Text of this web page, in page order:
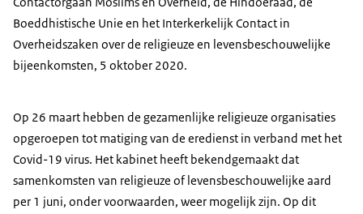
Boeddhistische Unie en het Interkerkelijk Contact in
Overheidszaken over de religieuze en levensbeschouwelijke
bijeenkomsten, 5 oktober 2020.
Op 26 maart hebben de gezamenlijke religieuze organisaties
opgeroepen tot matiging van de eredienst in verband met het
Covid-19 virus. Het kabinet heeft bekendgemaakt dat
samenkomsten van religieuze of levensbeschouwelijke aard
per 1 juni, onder voorwaarden, weer mogelijk zijn. Op dit